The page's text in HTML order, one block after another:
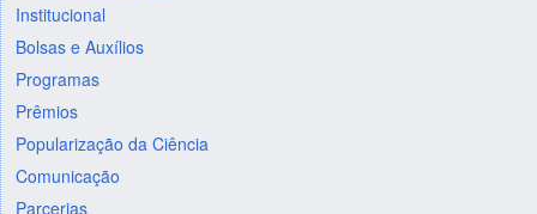
Institucional
Bolsas e Auxílios
Programas
Prêmios
Popularização da Ciência
Comunicação
Parcerias